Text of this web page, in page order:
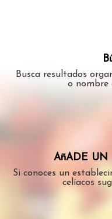
Busca resultados
o nombre
AñADE UN
Si conoces un
celíacos